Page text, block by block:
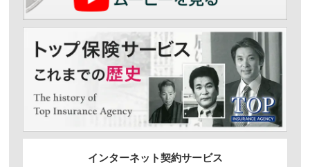
インターネット契約サービス